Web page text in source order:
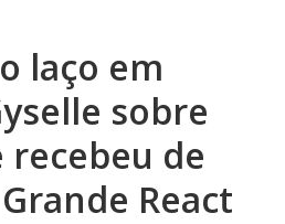
laço em
sobre
de
React